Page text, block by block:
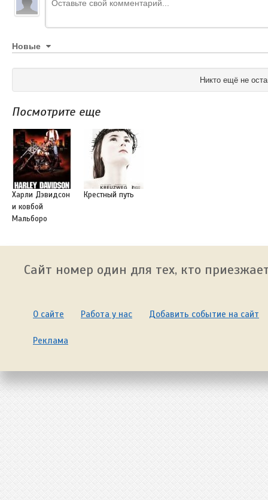
Новые
Никто ещё не
Посмотрите еще
Харли Дэвидсон
и ковбой
Мальборо
Крестный путь
Сайт номер один для тех, кто
О сайте Работа у нас Добавить событие на сайт
Реклама